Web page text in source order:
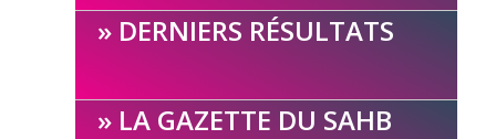
DERNIERS RÉSULTATS
LA GAZETTE DU SAHB